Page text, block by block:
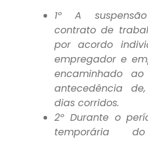
1º A
contrato de
por acordo
empregador e
encaminhado
antecedência
dias corridos.
2º Durante o
temporária